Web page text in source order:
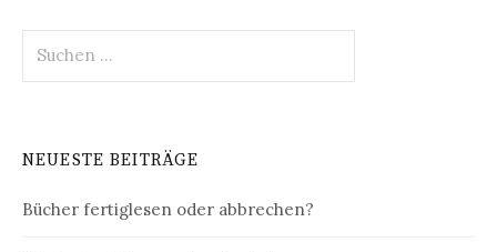
nach:
NEUESTE BEITRÄGE
Bücher fertiglesen oder abbrechen?